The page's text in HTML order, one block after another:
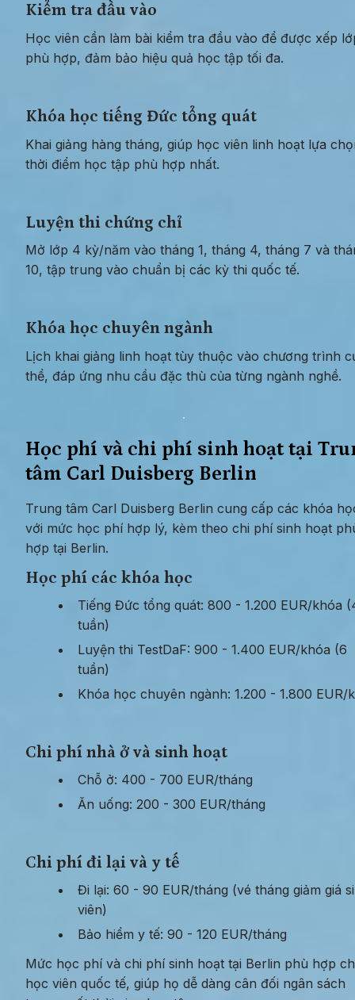
Kiểm tra đầu vào
Học viên cần làm bài kiểm tra đầu vào để được xếp
phù hợp, đảm bảo hiệu quả học tập tối đa.
Khóa học tiếng Đức tổng quát
Khai giảng hàng tháng, giúp học viên linh hoạt lựa
thời điểm học tập phù hợp nhất.
Luyện thi chứng chỉ
Mở lớp 4 kỳ/năm vào tháng 1, tháng 4, tháng 7 và
10, tập trung vào chuẩn bị các kỳ thi quốc tế.
Khóa học chuyên ngành
Lịch khai giảng linh hoạt tùy thuộc vào chương trình
thể, đáp ứng nhu cầu đặc thù của từng ngành nghề.
Học phí và chi phí sinh hoạt tại
tâm Carl Duisberg Berlin
Trung tâm Carl Duisberg Berlin cung cấp các khóa
với mức học phí hợp lý, kèm theo chi phí sinh hoạt
hợp tại Berlin.
Học phí các khóa học
Tiếng Đức tổng quát: 800 - 1.200 EUR/khóa
tuần)
Luyện thi TestDaF: 900 - 1.400 EUR/khóa (6
tuần)
Khóa học chuyên ngành: 1.200 - 1.800 EUR/
Chi phí nhà ở và sinh hoạt
Chỗ ở: 400 - 700 EUR/tháng
Ăn uống: 200 - 300 EUR/tháng
Chi phí đi lại và y tế
Đi lại: 60 - 90 EUR/tháng (vé tháng giảm giá
viên)
Bảo hiểm y tế: 90 - 120 EUR/tháng
Mức học phí và chi phí sinh hoạt tại Berlin phù hợp
học viên quốc tế, giúp họ dễ dàng cân đối ngân sách